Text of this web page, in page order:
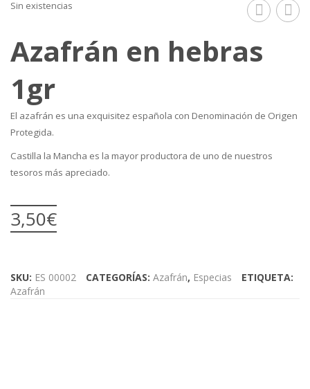
Especias
PREGUNTAS FRECUENTES
CONTACTO
grano
Azafrán en hebras
1gr
El azafrán es una exquisitez española con Denominación de Origen
Protegida.
Castilla la Mancha es la mayor productora de uno de nuestros
tesoros más apreciado.
3,50€
Sin existencias
SKU: ES 00002 CATEGORÍAS: Azafrán, Especias
ETIQUETA:
Azafrán